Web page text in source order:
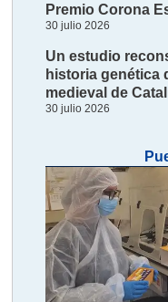
Premio Corona
30 julio 2026
Un estudio
historia genética
medieval de
30 julio 2026